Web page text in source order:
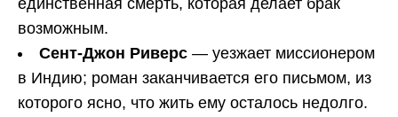
единственная смерть, которая делает брак
возможным.
Сент-Джон Риверс — уезжает миссионером
в Индию; роман заканчивается его письмом, из
которого ясно, что жить ему осталось недолго.